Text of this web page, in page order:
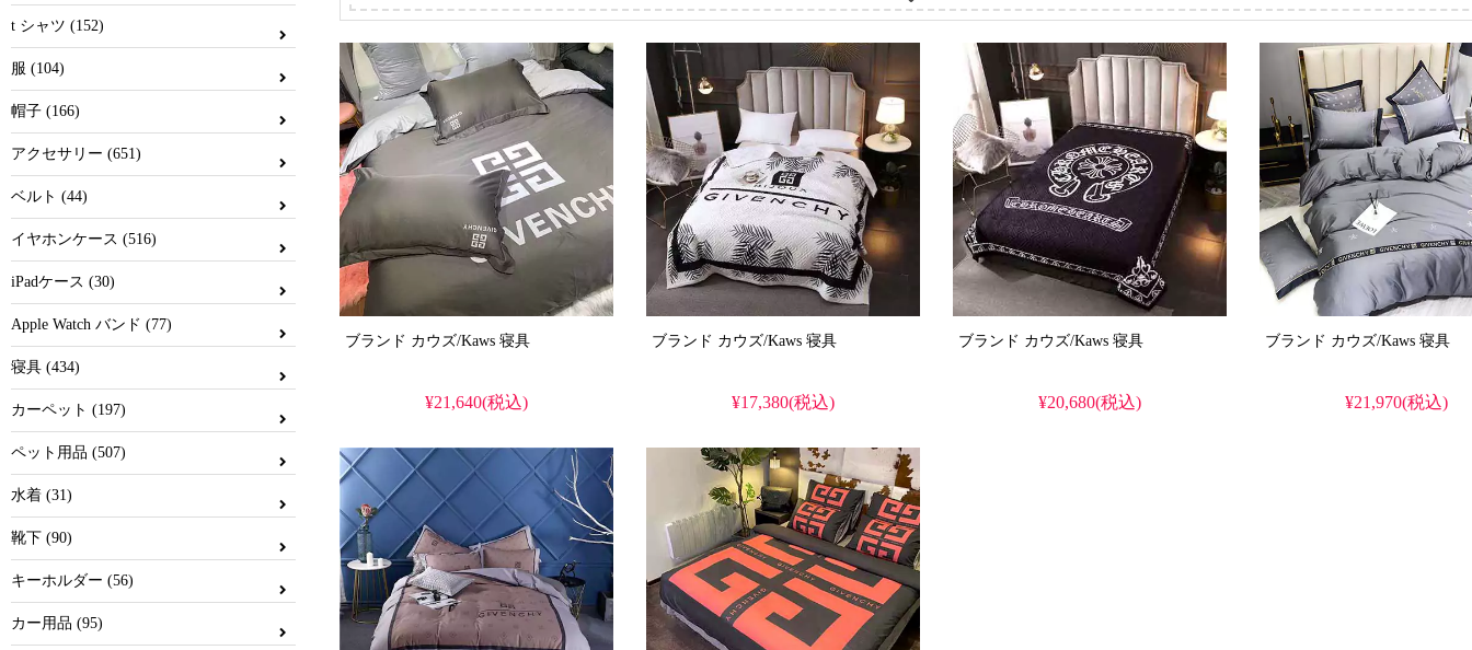
t シャツ (152)
服 (104)
帽子 (166)
アクセサリー (651)
ベルト (44)
イヤホンケース (516)
iPadケース (30)
Apple Watch バンド (77)
寝具 (434)
カーペット (197)
ペット用品 (507)
水着 (31)
靴下 (90)
キーホルダー (56)
カー用品 (95)
ブランド カウズ/Kaws 寝具
¥21,640(税込)
ブランド カウズ/Kaws 寝具
¥17,380(税込)
ブランド カウズ/Kaws 寝具
¥20,680(税込)
ブランド カウズ/Kaws 寝具
¥21,970(税込)